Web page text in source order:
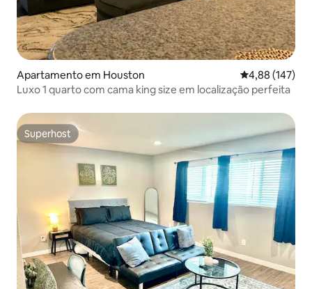
Apartamento em Houston Classificação
4,88 (147)
Luxo 1 quarto com cama king size em localização perfeita
Superhost
Superhost